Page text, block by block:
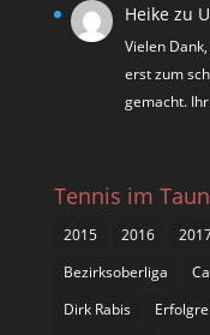
Heike zu
Vielen
erst zum
gemacht.
Tennis im
2015 2016
Bezirksoberliga
Dirk Rabis